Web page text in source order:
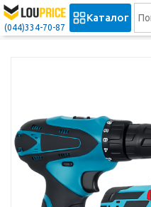
(044)334-70-87
Каталог